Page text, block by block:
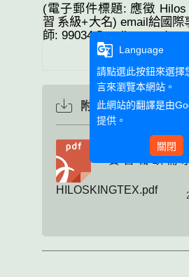
(電子郵件標題: 應徵
習 系級+大名) email給國際
師: 99034@mail.wzu.edu.tw
附件下載
實習職缺需
HILOSKINGTEX.pdf
g_translate
Language
請點選此按鈕來選擇
言來瀏覽本網站。
此網站的翻譯是由
提供。
關閉